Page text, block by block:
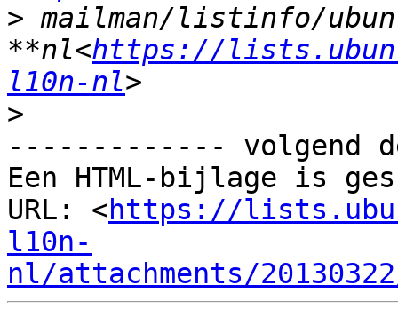
> mailman/listinfo/
**nl<https://
l10n-nl
>
------------- volgend
Een HTML-bijlage is
URL: <https://
l10n-
nl/attachments/